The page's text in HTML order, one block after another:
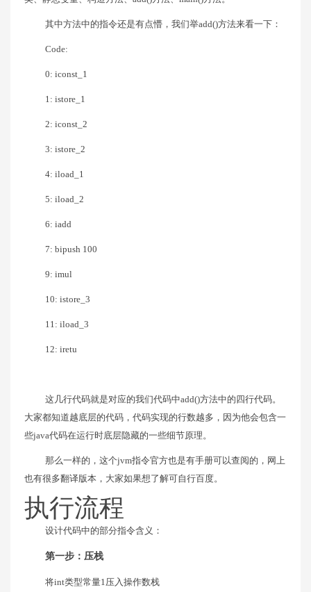
其中方法中的指令还是有点懵，我们举add()方法来看一下：
Code:
0: iconst_1
1: istore_1
2: iconst_2
3: istore_2
4: iload_1
5: iload_2
6: iadd
7: bipush 100
9: imul
10: istore_3
11: iload_3
12: iretu
这几行代码就是对应的我们代码中add()方法中的四行代码。
大家都知道越底层的代码，代码实现的行数越多，因为他会包含一
些java代码在运行时底层隐藏的一些细节原理。
那么一样的，这个jvm指令官方也是有手册可以查阅的，网上
也有很多翻译版本，大家如果想了解可自行百度。
执行流程
设计代码中的部分指令含义：
第一步：压栈
将int类型常量1压入操作数栈